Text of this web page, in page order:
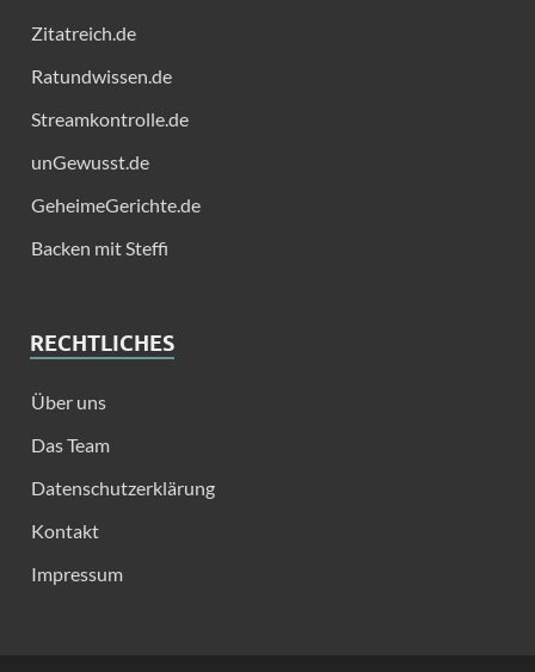
Zitatreich.de
Ratundwissen.de
Streamkontrolle.de
unGewusst.de
GeheimeGerichte.de
Backen mit Steffi
RECHTLICHES
Über uns
Das Team
Datenschutzerklärung
Kontakt
Impressum